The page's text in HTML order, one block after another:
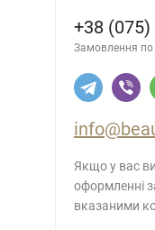
+38
Замовлення по
Якщо у вас
оформленні
вказаними